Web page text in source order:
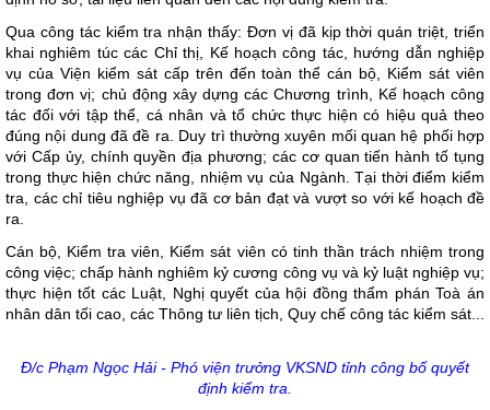
Qua công tác kiểm tra nhận thấy: Đơn vị đã kịp thời quán triệt, triển
khai nghiêm túc các Chỉ thị, Kế hoạch công tác, hướng dẫn nghiệp
vụ của Viện kiểm sát cấp trên đến toàn thể cán bộ, Kiểm sát viên
trong đơn vị; chủ động xây dựng các Chương trình, Kế hoạch công
tác đối với tập thể, cá nhân và tổ chức thực hiện có hiệu quả theo
đúng nội dung đã đề ra. Duy trì thường xuyên mối quan hệ phối hợp
với Cấp ủy, chính quyền địa phương; các cơ quan tiến hành tố tụng
trong thực hiện chức năng, nhiệm vụ của Ngành. Tại thời điểm kiểm
tra, các chỉ tiêu nghiệp vụ đã cơ bản đạt và vượt so với kế hoạch đề
ra.
Cán bộ, Kiểm tra viên, Kiểm sát viên có tinh thần trách nhiệm trong
công việc; chấp hành nghiêm kỷ cương công vụ và kỷ luật nghiệp vụ;
thực hiện tốt các Luật, Nghị quyết của hội đồng thẩm phán Toà án
nhân dân tối cao, các Thông tư liên tịch, Quy chế công tác kiểm sát...
Đ/c Phạm Ngọc Hải - Phó viện trưởng VKSND tỉnh công bố quyết
định kiểm tra.